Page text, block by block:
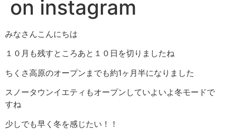
on instagram
みなさんこんにちは
１０月も残すところあと１０日を切りましたね
ちくさ高原のオープンまでも約1ヶ月半になりました
スノータウンイエティもオープンしていよいよ冬モードで
すね
少しでも早く冬を感じたい！！